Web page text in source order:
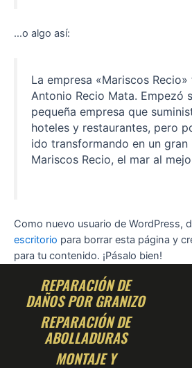
…o algo así:
La empresa «Mariscos
Antonio Recio Mata. Empezó
pequeña empresa que
hoteles y restaurantes, pero
ido transformando en un gran
Mariscos Recio, el mar al
Como nuevo usuario de WordPress,
escritorio para borrar esta página y
para tu contenido. ¡Pásalo bien!
REPARACIÓN DE
DAÑOS POR GRANIZO
REPARACIÓN DE
ABOLLADURAS
MONTAJE Y